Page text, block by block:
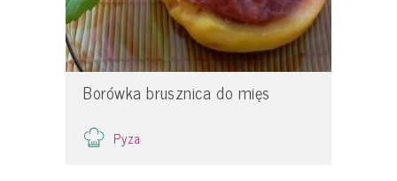
Borówka brusznica do mięs
Pyza